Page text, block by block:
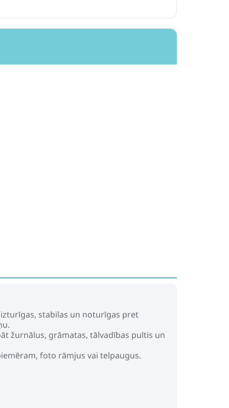
stabilas un noturīgas pret
žurnālus, grāmatas, tālvadības pultis un
foto rāmjus vai telpaugus.